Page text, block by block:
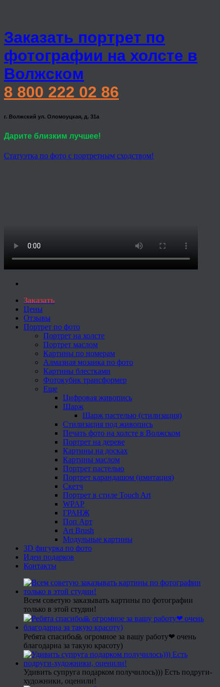
Заказать портрет по
фотографии на холсте в
Волжском
8 800 222 02 86
г. Волжский ул. Оломоуцкая, д. 31а
Дарите близким лучшее!
Статуэтка по фото с портретным сходством!
Заказать
Цены
Отзывы
Портрет по фото
Портрет на холсте
Портрет маслом
Картины по номерам
Алмазная мозаика по фото
Картины блестками
Фотокубик трансформер
Еще
Цифровая живопись
Шарж
Шарж пастелью (стилизация)
Стилизация под живопись
Печать фото на холсте в Волжском
Портрет на дереве
Картины на досках
Картины маслом
Портрет пастелью
Портрет карандашом (имитация)
Скетч
Портрет в стиле Touch Art
WPAP
ГРАНЖ
Поп Арт
Art Brush
Модульные картины
3D фигурка по фото
Идеи подарков
Контакты
Всем советую заказывать картины по фотографии
только в этой студии!
Ребята спасибо🙏 огромное за вашу работу❤ очень
благодарна за такую красоту)
Удивить супруга подарком получилось))) Есть подруги-
художники, оценили!